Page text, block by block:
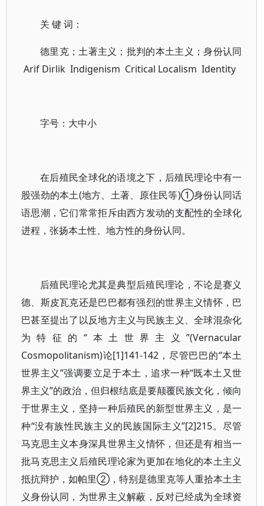
关 键 词：
德里克；土著主义；批判的本土主义；身份认同
Arif Dirlik Indigenism Critical Localism Identity
字号：大中小
在后殖民全球化的语境之下，后殖民理论中有一
股强劲的本土(地方、土著、原住民等)①身份认同话
语思潮，它们常常拒斥由西方发动的支配性的全球化
进程，张扬本土性、地方性的身份认同。
后殖民理论尤其是典型后殖民理论，不论是赛义
德、斯皮瓦克还是巴巴都有强烈的世界主义情怀，巴
巴甚至提出了以反地方主义与民族主义、全球混杂化
为特征的“本土世界主义”(Vernacular
Cosmopolitanism)论[1]141-142，尽管巴巴的“本土
世界主义”强调要立足于本土，追求一种“既本土又世
界主义”的政治，但归根结底是要颠覆民族文化，倾向
于世界主义，坚持一种后殖民的新型世界主义，是一
种“没有族性民族主义的民族国际主义”[2]215。尽管
马克思主义本身深具世界主义情怀，但还是有相当一
批马克思主义后殖民理论家为更加在地化的本土主义
抵抗辩护，如帕里②，特别是德里克等人重拾本土主
义身份认同，为世界主义解蔽，反对已经成为全球资